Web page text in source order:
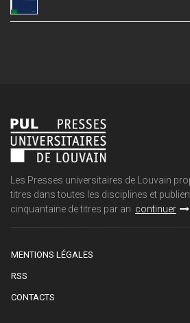
Les Presses universitaires de Louvain
titres dans toutes les disciplines et
cinquantaine de titres par an. continuer
MENTIONS LÉGALES
RSS
CONTACTS